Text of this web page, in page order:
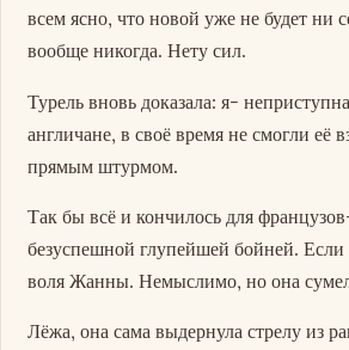
всем ясно, что новой уже не будет ни
вообще никогда. Нету сил.
Турель вновь доказала: я-
англичане, в своё время не смогли её
прямым штурмом.
Так бы всё и кончилось для
безуспешной глупейшей бойней. Если
воля Жанны. Немыслимо, но она
Лёжа, она сама выдернула стрелу из